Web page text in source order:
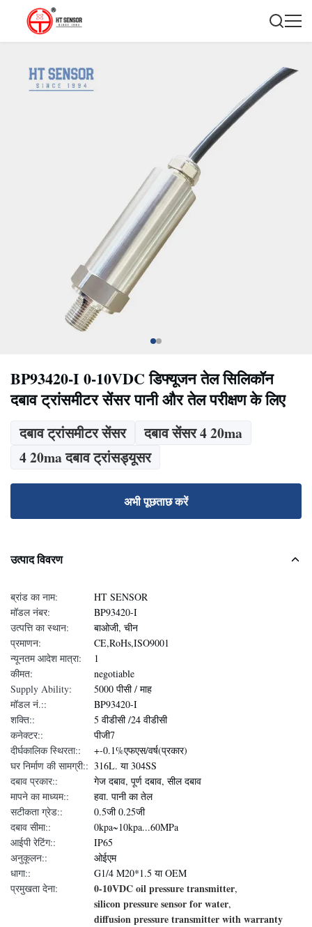
BP93420-I 0-10VDC डिफ्यूजन तेल सिलिकॉन
दबाव ट्रांसमीटर सेंसर पानी और तेल परीक्षण के लिए
दबाव ट्रांसमीटर सेंसर
दबाव सेंसर 4 20ma
4 20ma दबाव ट्रांसड्यूसर
अभी पूछताछ करें
उत्पाद विवरण
ब्रांड का नाम:
HT SENSOR
मॉडल नंबर:
BP93420-I
उत्पत्ति का स्थान:
बाओजी, चीन
प्रमाणन:
CE,RoHs,ISO9001
न्यूनतम आदेश मात्रा:
1
कीमत:
negotiable
Supply Ability:
5000 पीसी / माह
मॉडल नं.::
BP93420-I
शक्ति::
5 वीडीसी /24 वीडीसी
कनेक्टर::
पीजी7
दीर्घकालिक स्थिरता::
+-0.1%एफएस/वर्ष(प्रकार)
घर निर्माण की सामग्री:: 316L. या 304SS
दबाव प्रकार::
गेज दबाव, पूर्ण दबाव, सील दबाव
मापने का माध्यम::
हवा. पानी का तेल
सटीकता ग्रेड::
0.5जी 0.25जी
दबाव सीमा::
0kpa~10kpa...60MPa
आईपी रेटिंग::
IP65
अनुकूलन::
ओईएम
धागा::
G1/4 M20*1.5 या OEM
प्रमुखता देना:
0-10VDC oil pressure transmitter,
silicon pressure sensor for water,
diffusion pressure transmitter with warranty